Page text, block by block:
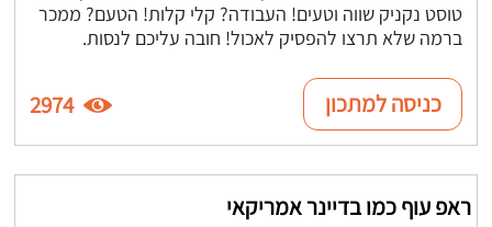
טוסט נקניק שווה וטעים! העבודה? קלי קלות! הטעם? ממכר
ברמה שלא תרצו להפסיק לאכול! חובה עליכם לנסות.
כניסה למתכון 2974
ראפ עוף כמו בדיינר אמריקאי